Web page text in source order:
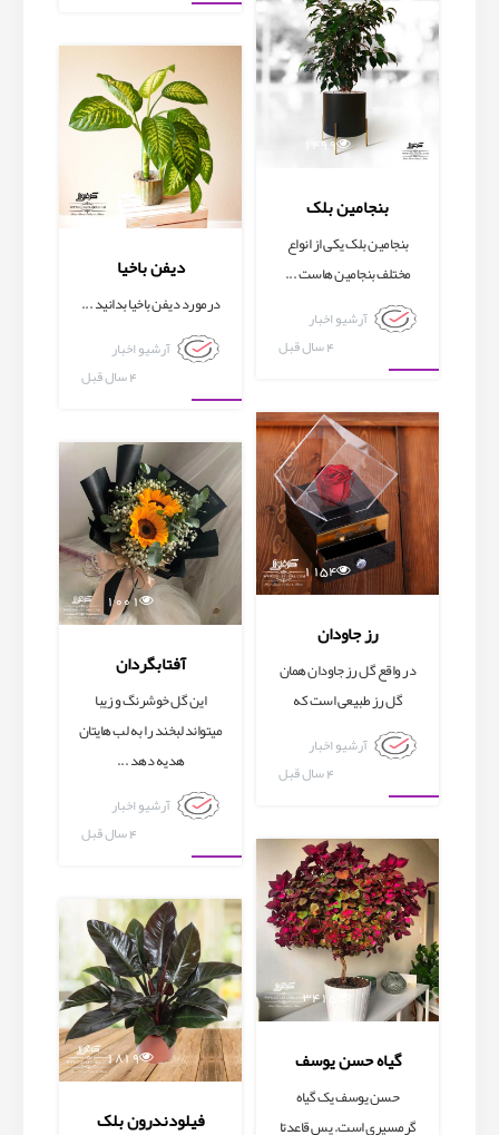
1499
بنجامین بلک
بنجامین بلک یکی از انواع
مختلف بنجامین هاست ...
آرشیو اخبار
4 سال قبل
دیفن باخیا
درمورد دیفن باخیا بدانید ...
آرشیو اخبار
4 سال قبل
1154
رز جاودان
در واقع گل رز جاودان همان
گل رز طبیعی است که
آرشیو اخبار
4 سال قبل
1001
آفتابگردان
این گل خوشرنگ و زیبا
میتواند لبخند را به لب هایتان
هدیه دهد ...
آرشیو اخبار
4 سال قبل
3415
گیاه حسن یوسف
حسن یوسف یک گیاه
گرمسیری است. پس قاعدتا
1819
فیلودندرون بلک